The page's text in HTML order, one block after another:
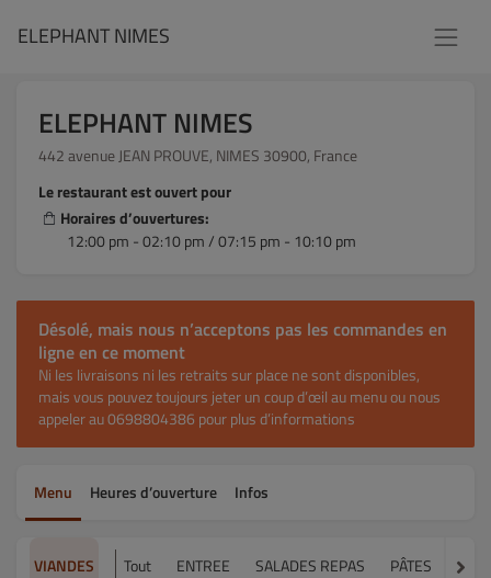
ELEPHANT NIMES
ELEPHANT NIMES
442 avenue JEAN PROUVE, NIMES 30900, France
Le restaurant est ouvert pour
Horaires d’ouvertures:
12:00 pm - 02:10 pm / 07:15 pm - 10:10 pm
Désolé, mais nous n’acceptons pas les commandes en
ligne en ce moment
Ni les livraisons ni les retraits sur place ne sont disponibles,
mais vous pouvez toujours jeter un coup d’œil au menu ou nous
appeler au 0698804386 pour plus d’informations
Menu Heures d’ouverture Infos
VIANDES Tout ENTREE SALADES REPAS PÂTES